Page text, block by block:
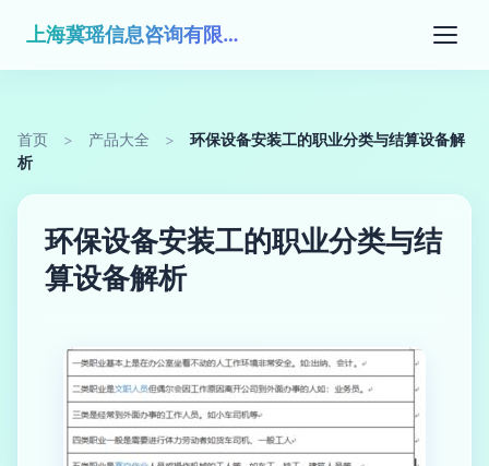
上海冀瑶信息咨询有限公司
首页 > 产品大全 >
环保设备安装工的职业分类与结算设备解
析
环保设备安装工的职业分类与结
算设备解析